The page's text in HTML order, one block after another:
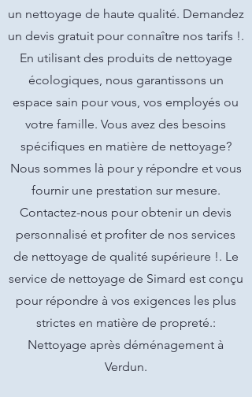
un nettoyage de haute qualité. Demandez
un devis gratuit pour connaître nos tarifs !.
En utilisant des produits de nettoyage
écologiques, nous garantissons un
espace sain pour vous, vos employés ou
votre famille. Vous avez des besoins
spécifiques en matière de nettoyage?
Nous sommes là pour y répondre et vous
fournir une prestation sur mesure.
Contactez-nous pour obtenir un devis
personnalisé et profiter de nos services
de nettoyage de qualité supérieure !. Le
service de nettoyage de Simard est conçu
pour répondre à vos exigences les plus
strictes en matière de propreté.:
Nettoyage après déménagement à
Verdun.